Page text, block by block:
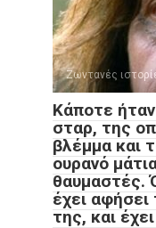
Ζωντανές
Κάποτε ήταν
σταρ, της
βλέμμα και
ουρανό
θαυμαστές.
έχει
της, και